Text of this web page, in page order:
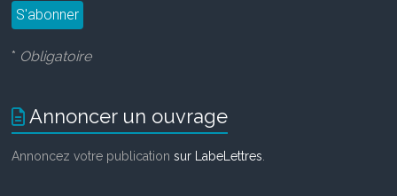
* Obligatoire
Annoncer un ouvrage
Annoncez votre publicationsur LabeLettres